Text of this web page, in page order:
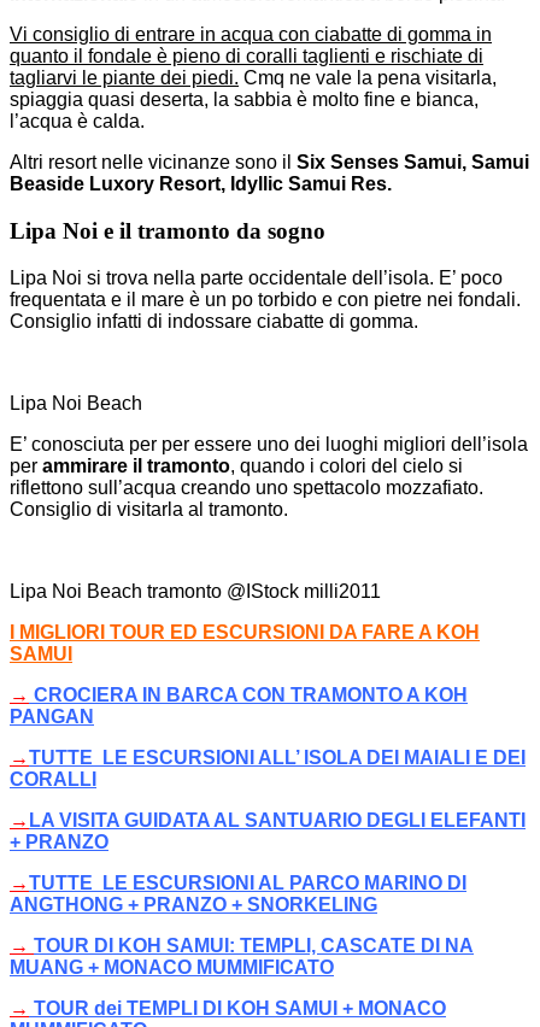
Vi consiglio di entrare in acqua con ciabatte di gomma in
quanto il fondale è pieno di coralli taglienti e rischiate di
tagliarvi le piante dei piedi. Cmq ne vale la pena visitarla,
spiaggia quasi deserta, la sabbia è molto fine e bianca,
l’acqua è calda.
Altri resort nelle vicinanze sono il Six Senses Samui, Samui
Beaside Luxory Resort, Idyllic Samui Res.
Lipa Noi e il tramonto da sogno
Lipa Noi si trova nella parte occidentale dell’isola. E’ poco
frequentata e il mare è un po torbido e con pietre nei fondali.
Consiglio infatti di indossare ciabatte di gomma.
Lipa Noi Beach
E’ conosciuta per per essere uno dei luoghi migliori dell’isola
per ammirare il tramonto, quando i colori del cielo si
riflettono sull’acqua creando uno spettacolo mozzafiato.
Consiglio di visitarla al tramonto.
Lipa Noi Beach tramonto @IStock milli2011
I MIGLIORI TOUR ED ESCURSIONI DA FARE A KOH
SAMUI
→ CROCIERA IN BARCA CON TRAMONTO A KOH
PANGAN
→TUTTE LE ESCURSIONI ALL’ ISOLA DEI MAIALI E DEI
CORALLI
→ LA VISITA GUIDATA AL SANTUARIO DEGLI ELEFANTI
+ PRANZO
→TUTTE LE ESCURSIONI AL PARCO MARINO DI
ANGTHONG + PRANZO + SNORKELING
→ TOUR DI KOH SAMUI: TEMPLI, CASCATE DI NA
MUANG + MONACO MUMMIFICATO
→ TOUR dei TEMPLI DI KOH SAMUI + MONACO